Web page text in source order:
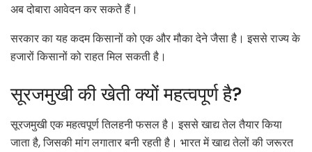
अब दोबारा आवेदन कर सकते हैं।
सरकार का यह कदम किसानों को एक और मौका देने जैसा है। इससे राज्य के
हजारों किसानों को राहत मिल सकती है।
सूरजमुखी की खेती क्यों महत्वपूर्ण है?
सूरजमुखी एक महत्वपूर्ण तिलहनी फसल है। इससे खाद्य तेल तैयार किया
जाता है, जिसकी मांग लगातार बनी रहती है। भारत में खाद्य तेलों की जरूरत